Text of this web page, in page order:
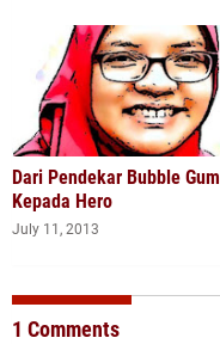
Dari Pendekar Bubble Gum
Kepada Hero
July 11, 2013
1 Comments